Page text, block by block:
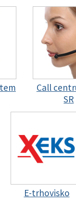
Call
SR
E-trhovisko